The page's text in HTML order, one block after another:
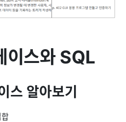
이스와 SQL
스 알아보기